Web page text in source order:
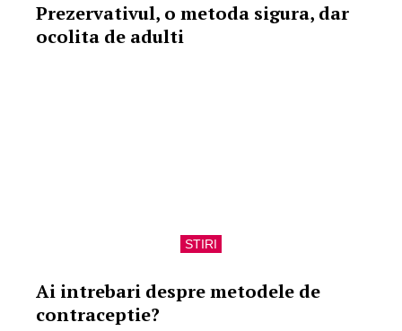
Prezervativul, o metoda sigura, dar
ocolita de adulti
STIRI
Ai intrebari despre metodele de
contraceptie?